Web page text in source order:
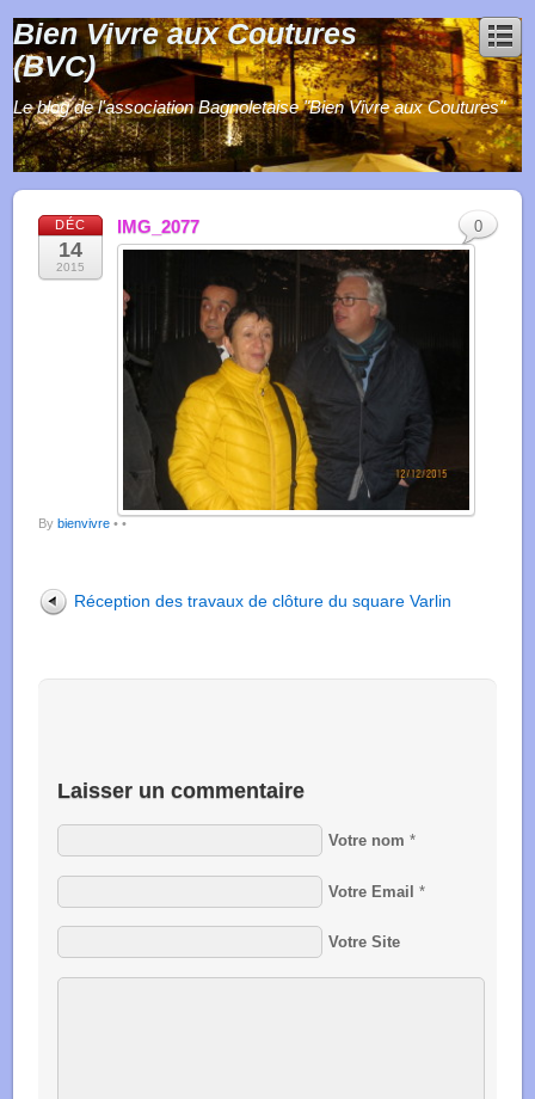
Bien Vivre aux Coutures
(BVC)
Le blog de l'association Bagnoletaise "Bien Vivre aux Coutures"
DÉC
14
2015
IMG_2077
Bybienvivre • •
0
Réception des travaux de clôture du square Varlin
Laisser un commentaire
Votre nom *
Votre Email *
Votre Site